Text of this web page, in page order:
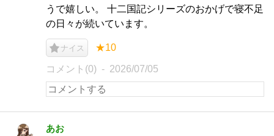
うで嬉しい。 十二国記シリーズのおかげで寝不足
の日々が続いています。
ナイス ★10
コメント(0) 2026/07/05
あお